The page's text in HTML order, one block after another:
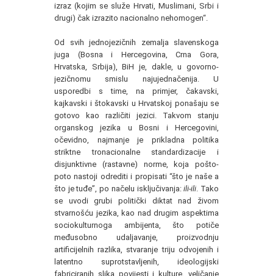
izraz (kojim se služe Hrvati, Muslimani, Srbi i
drugi) čak izrazito nacionalno nehomogen“.
Od svih jednojezičnih zemalja slavenskoga
juga (Bosna i Hercegovina, Crna Gora,
Hrvatska, Srbija), BiH je, dakle, u govorno-
jezičnomu smislu najujednačenija. U
usporedbi s time, na primjer, čakavski,
kajkavski i štokavski u Hrvatskoj ponašaju se
gotovo kao različiti jezici. Takvom stanju
organskog jezika u Bosni i Hercegovini,
očevidno, najmanje je prikladna politika
striktne tronacionalne standardizacije i
disjunktivne (rastavne) norme, koja pošto-
poto nastoji odrediti i propisati “što je naše a
što je tuđe”, po načelu isključivanja:ili-ili . Tako
se uvodi grubi politički diktat nad živom
stvarnošću jezika, kao nad drugim aspektima
sociokulturnoga ambijenta, što potiče
međusobno udaljavanje, proizvodnju
artificijelnih razlika, stvaranje triju odvojenih i
latentno suprotstavljenih, ideologijski
fabriciranih slika povijesti i kulture, veličanje